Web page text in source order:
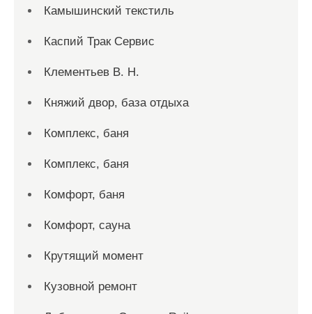
Камышинский текстиль
Каспий Трак Сервис
Клементьев В. Н.
Княжий двор, база отдыха
Комплекс, баня
Комплекс, баня
Комфорт, баня
Комфорт, сауна
Крутящий момент
Кузовной ремонт